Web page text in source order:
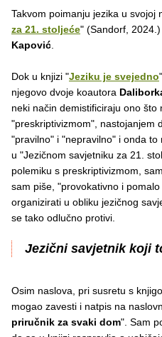
Takvom poimanju jezika u svojoj
za 21. stoljeće" (Sandorf,
Kapović.
Dok u knjizi "Jeziku je svejedno
njegovo dvoje koautora
neki način demistificiraju ono što
"preskriptivizmom", nastojanjem
"pravilno" i "nepravilno" i onda
u "Jezičnom savjetniku za 21.
polemiku s preskriptivizmom,
sam piše, "provokativno i pomalo
organizirati u obliku jezičnog
se tako odlučno protivi.
Jezični savjetnik koji
Osim naslova, pri susretu s
mogao zavesti i natpis na
priručnik za svaki dom". Sam